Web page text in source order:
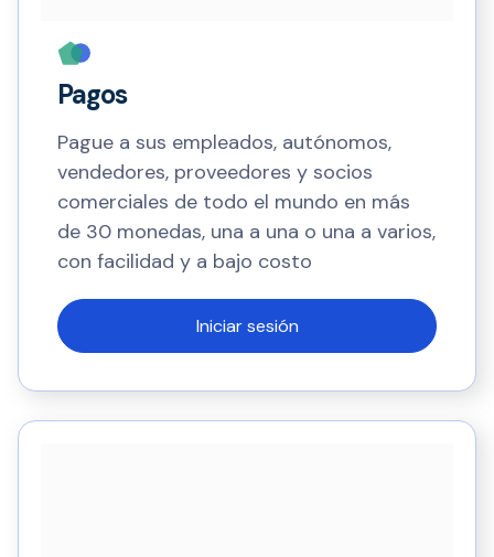
Pagos
Pague a sus empleados, autónomos,
vendedores, proveedores y socios
comerciales de todo el mundo en más
de 30 monedas, una a una o una a varios,
con facilidad y a bajo costo
Iniciar sesión